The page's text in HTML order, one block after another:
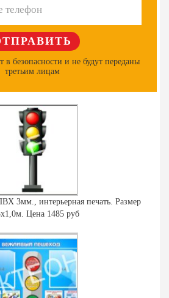
безопасности и не будут переданы
третьим лицам
3мм., интерьерная печать. Размер
Цена 1485 руб